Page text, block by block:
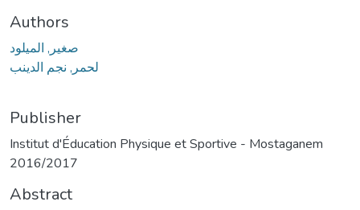
Authors
صغير, الميلود
لحمر, نجم الدينب
Publisher
Institut d'Éducation Physique et Sportive - Mostaganem
2016/2017
Abstract